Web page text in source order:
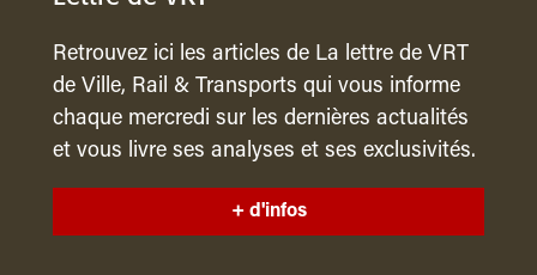
Retrouvez ici les articles de La lettre de VRT
de Ville, Rail & Transports qui vous informe
chaque mercredi sur les dernières actualités
et vous livre ses analyses et ses exclusivités.
+ d'infos